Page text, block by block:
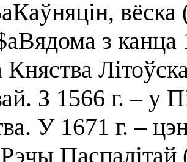
вёска
з канца
Княства
З 1566 г. – у
У 1671 г. –
Паспалітай